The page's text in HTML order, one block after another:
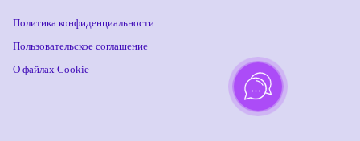
Политика конфиденциальности
Пользовательское соглашение
О файлах Cookie